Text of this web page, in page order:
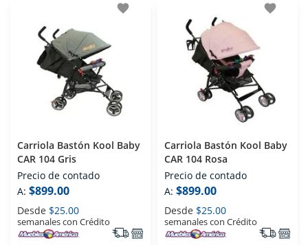
favorite
Carriola Bastón Kool Baby
CAR 104 Gris
Precio de contado
A: $899.00
Desde $25.00
semanales con Crédito
favorite
Carriola Bastón Kool Baby
CAR 104 Rosa
Precio de contado
A: $899.00
Desde $25.00
semanales con Crédito